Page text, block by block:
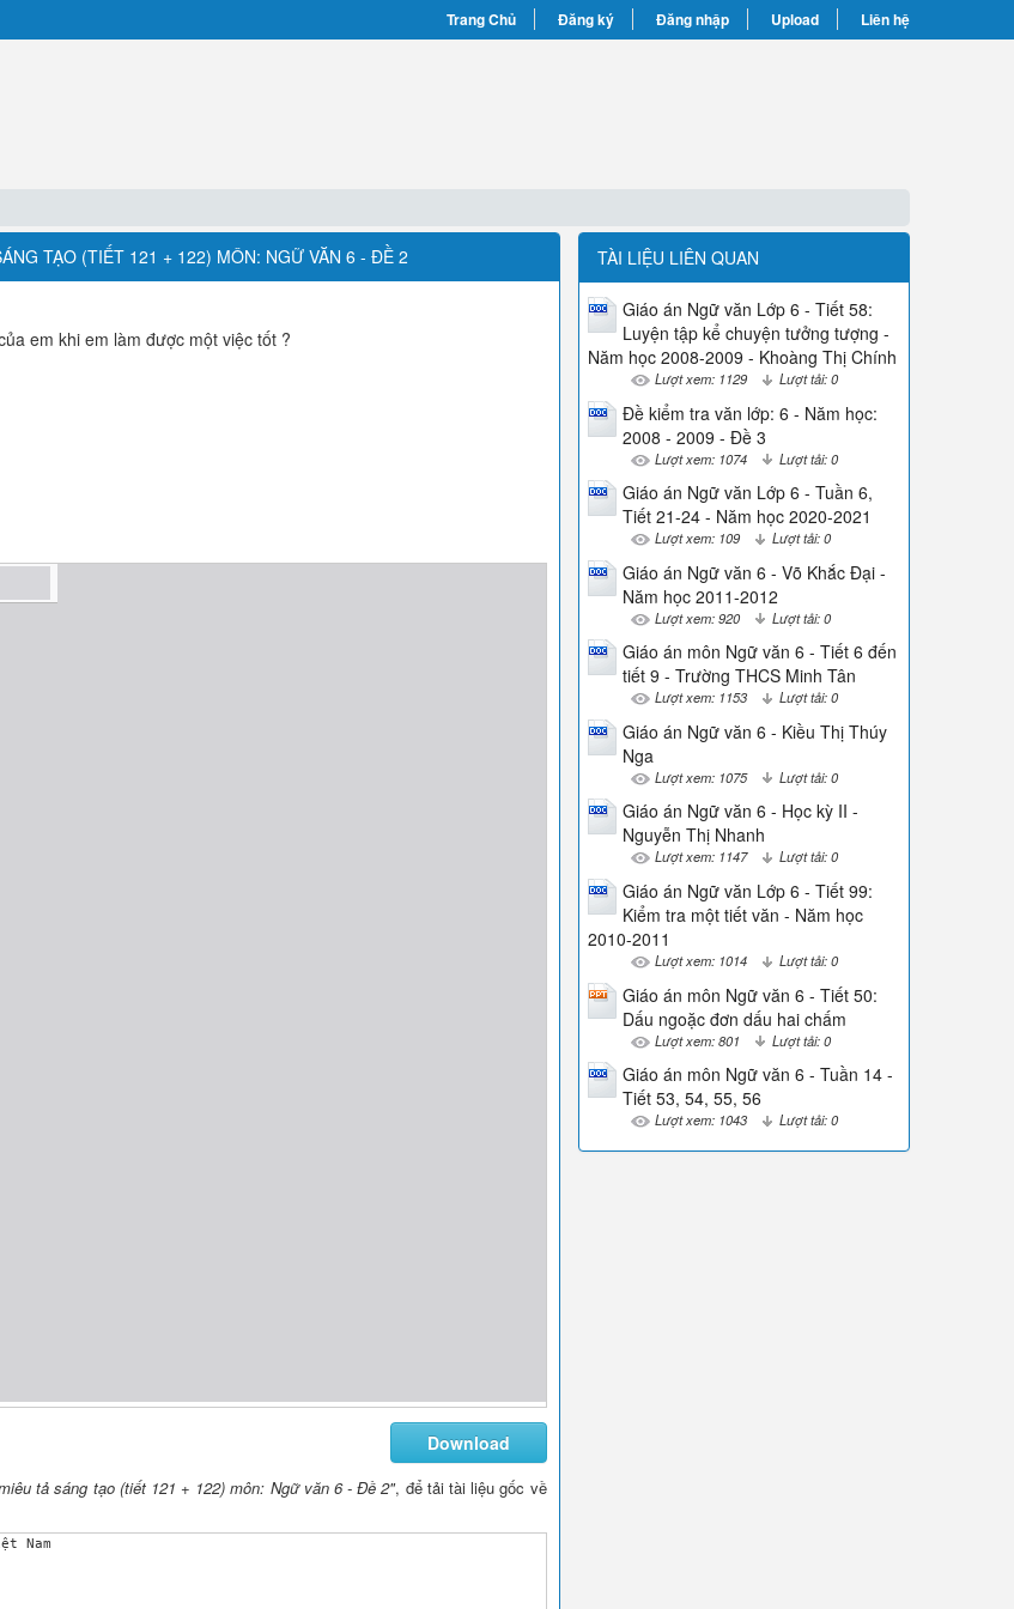
Trang Chủ Đăng ký Đăng nhập Upload Liên hệ
TẠO (TIẾT 121 + 122) MÔN: NGỮ VĂN 6 - ĐỀ 2
em khi em làm được một việc tốt ?
Download
tả sáng tạo (tiết 121 + 122) môn: Ngữ văn 6 - Đề 2", để tải tài liệu gốc về
Nam
TÀI LIỆU LIÊN QUAN
Giáo án Ngữ văn Lớp 6 - Tiết 58:
Luyện tập kể chuyện tưởng tượng -
Năm học 2008-2009 - Khoàng Thị Chính
Lượt xem: 1129 Lượt tải: 0
Đề kiểm tra văn lớp: 6 - Năm học:
2008 - 2009 - Đề 3
Lượt xem: 1074 Lượt tải: 0
Giáo án Ngữ văn Lớp 6 - Tuần 6,
Tiết 21-24 - Năm học 2020-2021
Lượt xem: 109 Lượt tải: 0
Giáo án Ngữ văn 6 - Võ Khắc Đại -
Năm học 2011-2012
Lượt xem: 920 Lượt tải: 0
Giáo án môn Ngữ văn 6 - Tiết 6 đến
tiết 9 - Trường THCS Minh Tân
Lượt xem: 1153 Lượt tải: 0
Giáo án Ngữ văn 6 - Kiều Thị Thúy
Nga
Lượt xem: 1075 Lượt tải: 0
Giáo án Ngữ văn 6 - Học kỳ II -
Nguyễn Thị Nhanh
Lượt xem: 1147 Lượt tải: 0
Giáo án Ngữ văn Lớp 6 - Tiết 99:
Kiểm tra một tiết văn - Năm học
2010-2011
Lượt xem: 1014 Lượt tải: 0
Giáo án môn Ngữ văn 6 - Tiết 50:
Dấu ngoặc đơn dấu hai chấm
Lượt xem: 801 Lượt tải: 0
Giáo án môn Ngữ văn 6 - Tuần 14 -
Tiết 53, 54, 55, 56
Lượt xem: 1043 Lượt tải: 0